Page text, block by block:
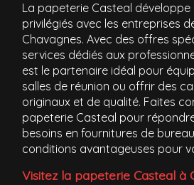
La papeterie Casteal
privilégiés avec les entreprises
Chavagnes. Avec des offres
services dédiés aux
est le partenaire idéal pour
salles de réunion ou offrir des
originaux et de qualité. Faites
papeterie Casteal pour
besoins en fournitures de
conditions avantageuses pour
Visitez la papeterie Casteal à